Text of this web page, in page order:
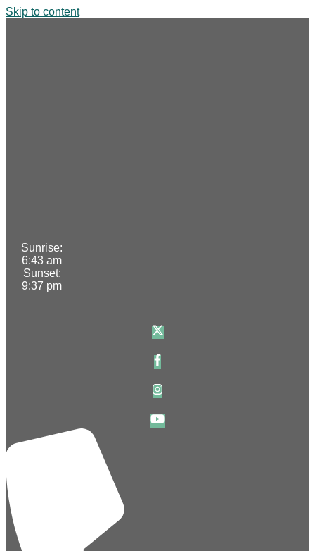
Skip to content
Sunrise:
6:43 am
Sunset:
9:37 pm